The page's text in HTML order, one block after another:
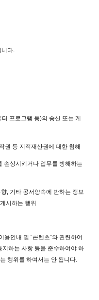
니다.
프로그램 등)의 송신 또는 게
권 등 지적재산권에 대한 침해
손상시키거나 업무를 방해하는
, 기타 공서양속에 반하는 정보
시하는 행위
안내 및 “콘텐츠”와 관련하여
지하는 사항 등을 준수하여야 하
행위를 하여서는 안 됩니다.